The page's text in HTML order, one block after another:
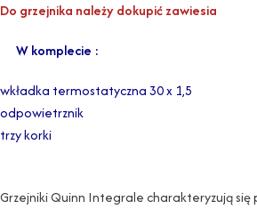
Do grzejnika należy dokupić zawiesia
W komplecie :
wkładka termostatyczna 30 x 1,5
odpowietrznik
trzy korki
Grzejniki Quinn Integrale charakteryzują się